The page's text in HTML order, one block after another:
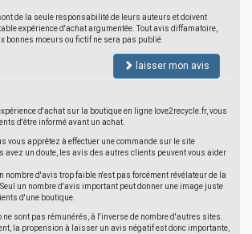
de la seule responsabilité de leurs auteurs et doivent
expérience d'achat argumentée. Tout avis diffamatoire,
bonnes moeurs ou fictif ne sera pas publié
laisser mon avis
d'achat sur la boutique en ligne love2recycle.fr, vous
d'être informé avant un achat.
vous apprêtez à effectuer une commande sur le site
avez un doute, les avis des autres clients peuvent vous aider
nombre d'avis trop faible n'est pas forcément révélateur de la
un nombre d'avis important peut donner une image juste
d'une boutique.
ne sont pas rémunérés, à l'inverse de nombre d'autres sites.
la propension à laisser un avis négatif est donc importante,